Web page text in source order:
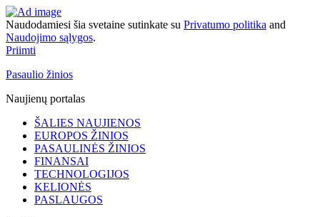
Naudodamiesi šia svetaine sutinkate su Privatumo politika and
Naudojimo sąlygos.
Priimti
Pasaulio žinios
Naujienų portalas
ŠALIES NAUJIENOS
EUROPOS ŽINIOS
PASAULINĖS ŽINIOS
FINANSAI
TECHNOLOGIJOS
KELIONĖS
PASLAUGOS